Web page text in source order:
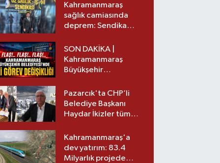
Kahramanmaraş
sağlık camiasında
deprem: Sendika
SON DAKİKA |
Kahramanmaraş
Büyükşehir
görev değişikliği!
Pazarcık'ta CHP’li
Belediye Başkanı
Haydar İkizler tüm
yeni partisi
Kahramanmaraş'a
dev yatırım: 83.4
Milyarlık projede